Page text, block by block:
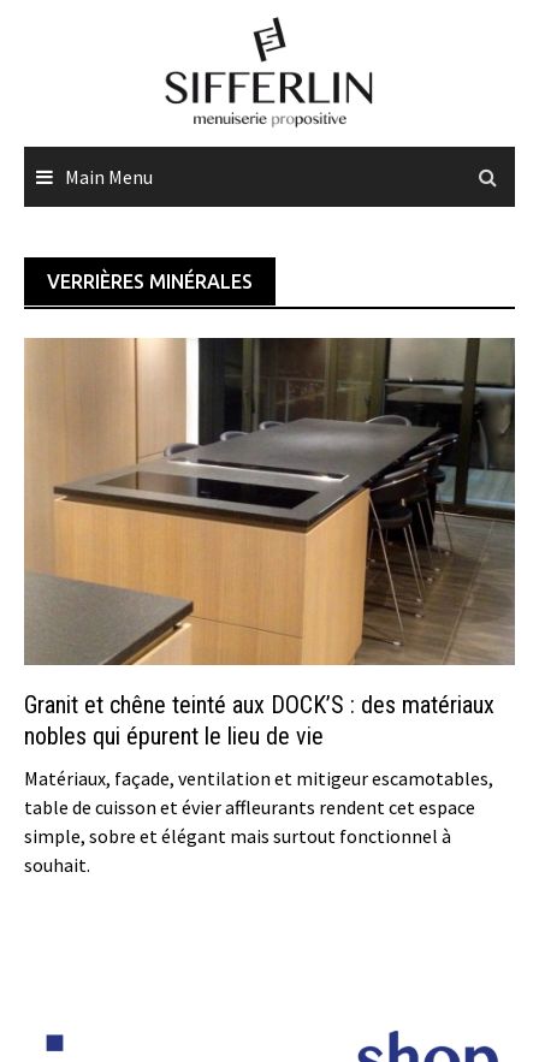
Main Menu
VERRIÈRES MINÉRALES
Granit et chêne teinté aux DOCK’S : des matériaux
nobles qui épurent le lieu de vie
Matériaux, façade, ventilation et mitigeur escamotables,
table de cuisson et évier affleurants rendent cet espace
simple, sobre et élégant mais surtout fonctionnel à
souhait.